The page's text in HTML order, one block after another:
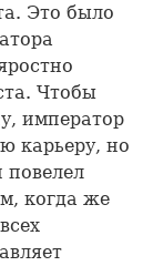
Это было
Чтобы
император
карьеру, но
повелел
когда же